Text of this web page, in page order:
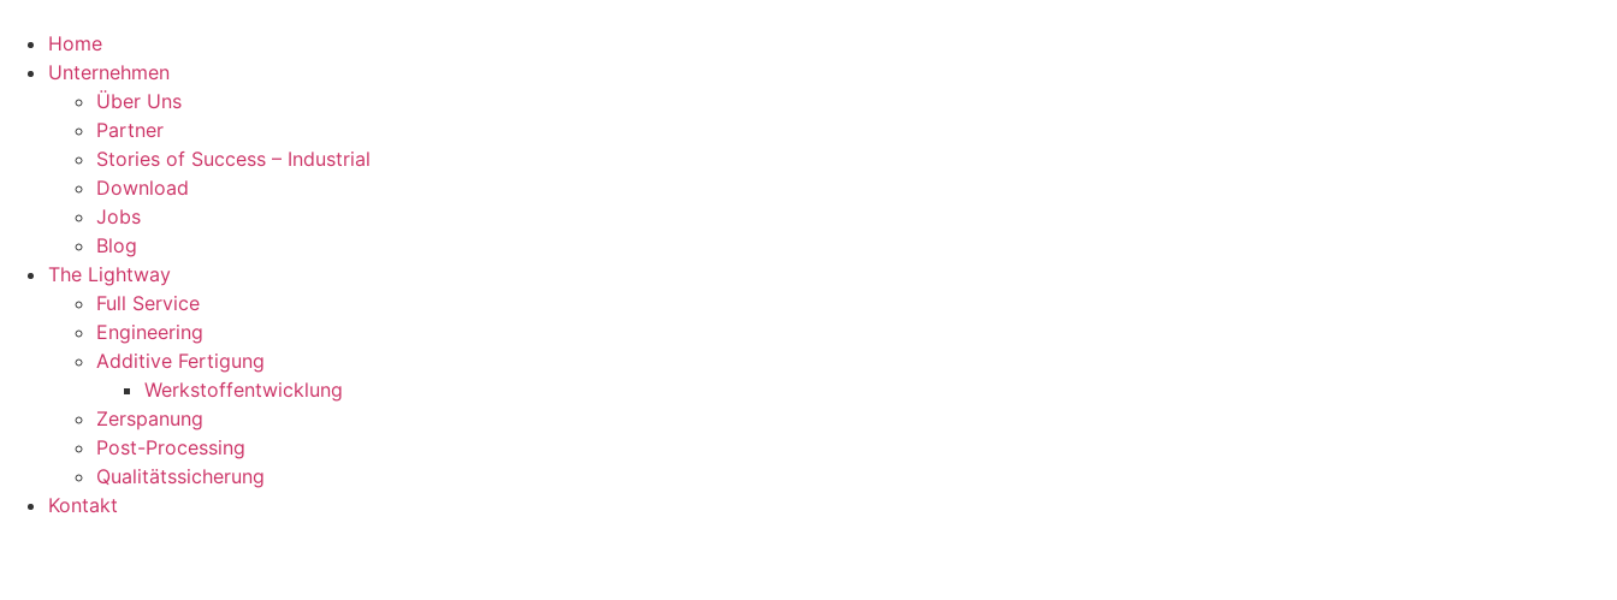
Inhalt
springen
Home
Unternehmen
Über Uns
Partner
Stories of Success – Industrial
Download
Jobs
Blog
The Lightway
Full Service
Engineering
Additive Fertigung
Werkstoffentwicklung
Zerspanung
Post-Processing
Qualitätssicherung
Kontakt